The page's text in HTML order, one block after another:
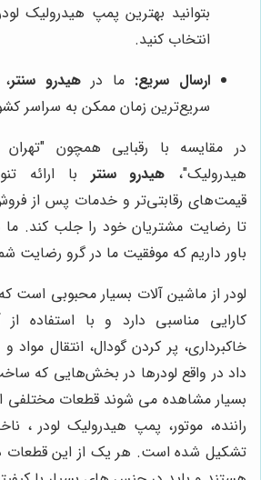
بتوانید بهترین پمپ هیدرولیک
انتخاب کنید.
ارسال سریع: ما در هیدرو سنتر
سریع‌ترین زمان ممکن به سراسر
در مقایسه با رقبایی همچون
هیدرولیک"، هیدرو سنتر با ارائه
قیمت‌های رقابتی‌تر و خدمات پس از
تا رضایت مشتریان خود را جلب کند. ما
باور داریم که موفقیت ما در گرو رضایت
لودر از ماشین آلات بسیار محبوبی است
کارایی مناسبی دارد و با استفاده
خاکبرداری، پر کردن گودال، انتقال مواد
داد در واقع لودرها در بخش‌هایی که
بسیار مشاهده می شوند قطعات مختلفی
راننده، موتور، پمپ هیدرولیک لودر ،
تشکیل شده است. هر یک از این قطعات